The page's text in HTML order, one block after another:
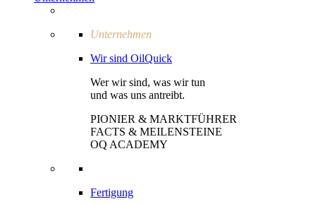
Unternehmen
Wir sind OilQuick
Wer wir sind, was wir tun
und was uns antreibt.
PIONIER & MARKTFÜHRER
FACTS & MEILENSTEINE
OQ ACADEMY
Fertigung